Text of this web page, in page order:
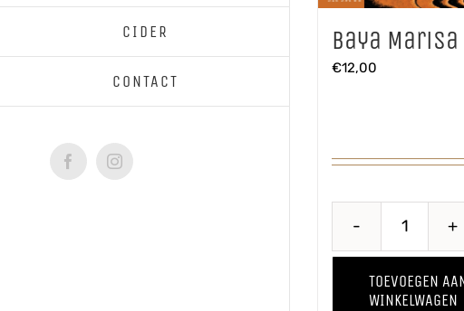
CIDER
CONTACT
FacebookInstagram
Baya Marisa
€12,00
'25
TOEVOEGEN
WINKELWAGEN